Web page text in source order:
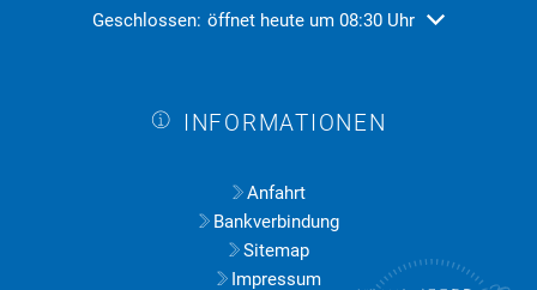
Klicken, um weitere Öffnungs- oder Schließzeiten
Geschlossen: öffnet heute um 08:30 Uhr
INFORMATIONEN
Anfahrt
Bankverbindung
Sitemap
Impressum